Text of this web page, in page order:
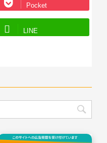
Pocket
LINE